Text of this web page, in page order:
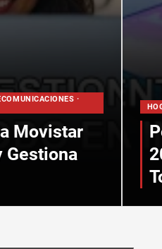
·
Movistar
Gestiona